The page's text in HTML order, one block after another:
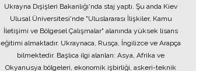
Ukrayna Dışişleri Bakanlığı'nda staj yaptı. Şu anda Kiev
Ulusal Üniversitesi'nde "Uluslararası İlişkiler, Kamu
İletişimi ve Bölgesel Çalışmalar" alanında yüksek lisans
eğitimi almaktadır. Ukraynaca, Rusça, İngilizce ve Arapça
bilmektedir. Başlıca ilgi alanları: Asya, Afrika ve
Okyanusya bölgeleri, ekonomik işbirliği, askeri-teknik